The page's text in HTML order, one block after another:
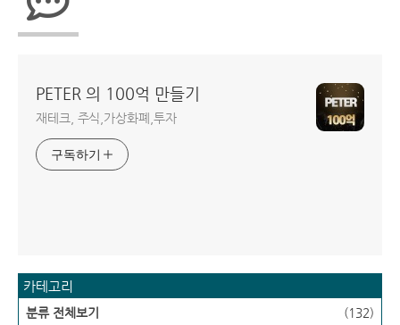
PETER 의 100억 만들기
재테크, 주식,가상화폐,투자
구독하기
카테고리
분류 전체보기 (132)